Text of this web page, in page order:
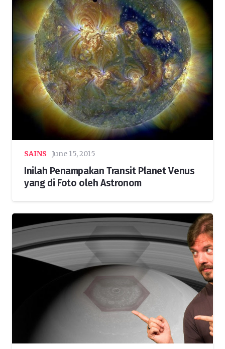
SAINS June 15, 2015
Inilah Penampakan Transit Planet Venus
yang di Foto oleh Astronom